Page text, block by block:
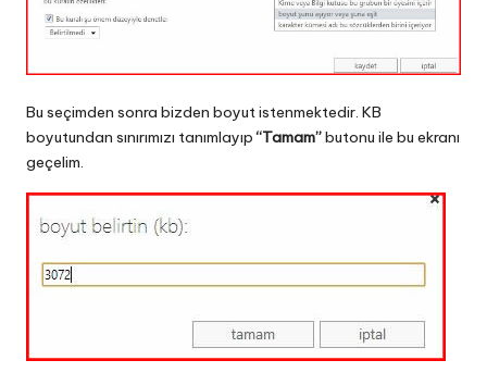
Bu seçimden sonra bizden boyut istenmektedir. KB
boyutundan sınırımızı tanımlayıp“Tamam”butonu ile bu ekranı
geçelim.